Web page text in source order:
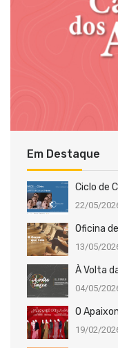
Em Destaque
Ciclo de
22/05/
Oficina
13/05/
À Volta
04/05/
O
19/02/